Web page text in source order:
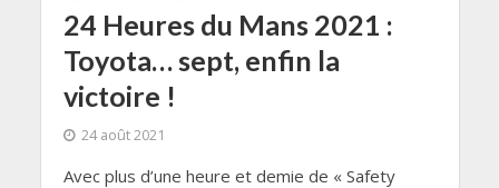
24 Heures du Mans 2021 :
Toyota… sept, enfin la
victoire !
24 août 2021
Avec plus d’une heure et demie de « Safety